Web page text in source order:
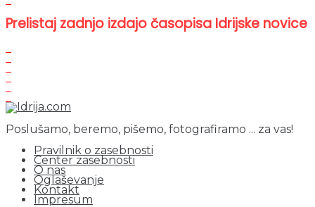
Prelistaj zadnjo izdajo časopisa Idrijske novice
Poslušamo, beremo, pišemo, fotografiramo ... za vas!
Pravilnik o zasebnosti
Center zasebnosti
O nas
Oglaševanje
Kontakt
Impresum